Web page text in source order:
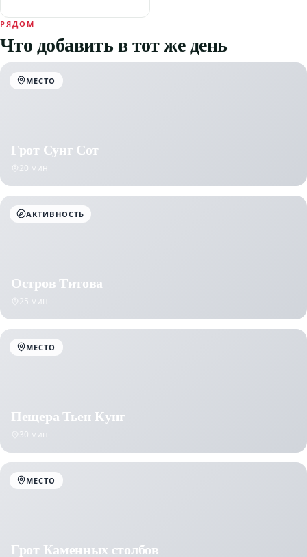
РЯДОМ
Что добавить в тот же день
МЕСТО
Грот Сунг Сот
20 мин
АКТИВНОСТЬ
Остров Титова
25 мин
МЕСТО
Пещера Тьен Кунг
30 мин
МЕСТО
Грот Каменных столбов